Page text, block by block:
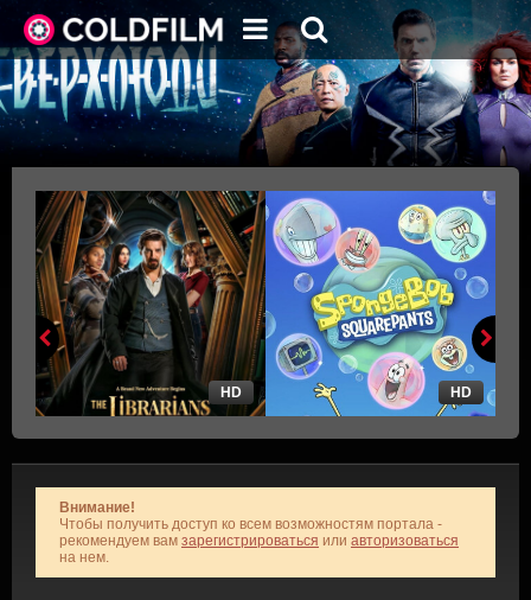
HD HD
Внимание!
Чтобы получить доступ ко всем возможностям портала -
рекомендуем вам зарегистрироваться или авторизоваться
на нем.